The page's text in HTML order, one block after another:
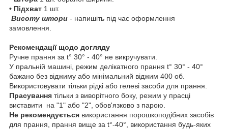
• Підхват 1 шт.
Висоту штори - напишіть під час оформлення
замовлення.
Рекомендації щодо догляду
Ручне прання за t° 30° - 40° не викручувати.
У пральній машині, режим делікатного прання t° 30° - 40°
бажано без віджиму або мінімальний віджим 400 об.
Використовувати тільки рідкі або гелеві засоби для прання.
Прасування тільки з виворітного боку, режим у прасці
виставити на "1" або "2", обов'язково з парою.
Не рекомендується використання порошкоподібних засобів
для прання, прання вище за t°-40°, використання будь-яких